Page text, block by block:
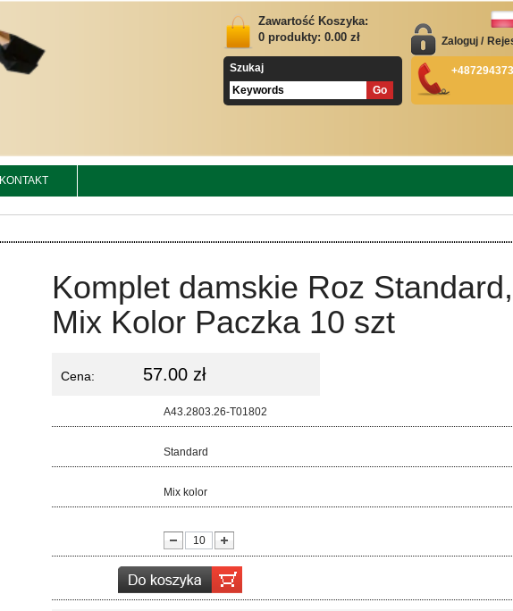
Zawartość Koszyka:
0 produkty: 0.00 zł
Szukaj
Zaloguj /
KONTAKT
Komplet damskie Roz Standard,
Mix Kolor Paczka 10 szt
Cena: 57.00 zł
A43.2803.26-T01802
Standard
Mix kolor